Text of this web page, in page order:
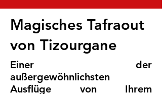
Magisches Tafraout
von Tizourgane
Einer der
außergewöhnlichsten
Ausflüge von Ihrem